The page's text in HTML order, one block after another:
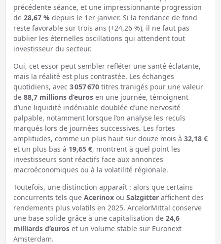
précédente séance, et une impressionnante progression
de 28,67 %depuis le 1er janvier. Si la tendance de fond
reste favorable sur trois ans (+24,26 %), il ne faut pas
oublier les éternelles oscillations qui attendent tout
investisseur du secteur.
Oui, cet essor peut sembler refléter une santé éclatante,
mais la réalité est plus contrastée. Les échanges
quotidiens, avec 3 057 670titres tranigés pour une valeur
de 88,7 millions d’eurosen une journée, témoignent
d’une liquidité indéniable doublée d’une nervosité
palpable, notamment lorsque l’on analyse les reculs
marqués lors de journées successives. Les fortes
amplitudes, comme un plus haut sur douze mois à 32,18 €
et un plus bas à 19,65 €, montrent à quel point les
investisseurs sont réactifs face aux annonces
macroéconomiques ou à la volatilité régionale.
Toutefois, une distinction apparaît : alors que certains
concurrents tels que Acerinoxou Salzgitteraffichent des
rendements plus volatils en 2025, ArcelorMittal conserve
une base solide grâce à une capitalisation de 24,6
milliards d’euroset un volume stable sur Euronext
Amsterdam.